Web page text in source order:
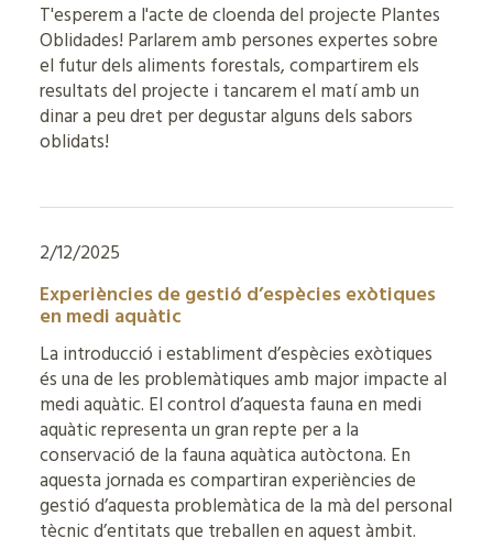
T'esperem a l'acte de cloenda del projecte Plantes
Oblidades! Parlarem amb persones expertes sobre
el futur dels aliments forestals, compartirem els
resultats del projecte i tancarem el matí amb un
dinar a peu dret per degustar alguns dels sabors
oblidats!
2/12/2025
Experiències de gestió d’espècies exòtiques
en medi aquàtic
La introducció i establiment d’espècies exòtiques
és una de les problemàtiques amb major impacte al
medi aquàtic. El control d’aquesta fauna en medi
aquàtic representa un gran repte per a la
conservació de la fauna aquàtica autòctona. En
aquesta jornada es compartiran experiències de
gestió d’aquesta problemàtica de la mà del personal
tècnic d’entitats que treballen en aquest àmbit.